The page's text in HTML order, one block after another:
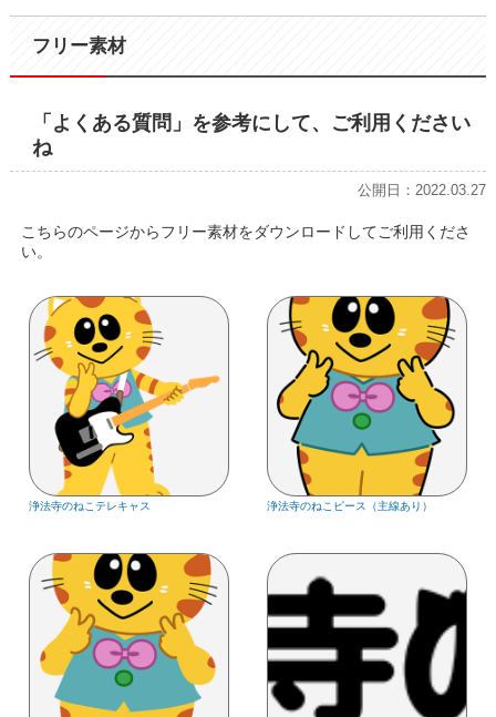
フリー素材
「よくある質問」を参考にして、ご利用ください
ね
公開日：2022.03.27
こちらのページからフリー素材をダウンロードしてご利用くださ
い。
浄法寺のねこテレキャス 浄法寺のねこピース（主線あり）